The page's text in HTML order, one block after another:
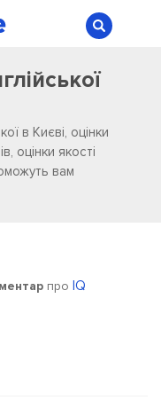
в Києві, оцінки
оцінки якості
вам
про IQ